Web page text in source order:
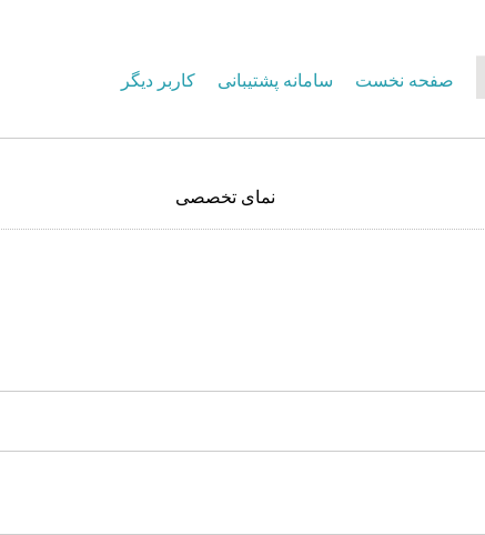
صفحه نخست سامانه پشتیبانی کاربر دیگر
نمای تخصصی